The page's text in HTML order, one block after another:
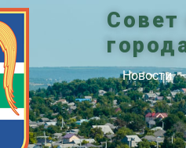
Совет
Новости